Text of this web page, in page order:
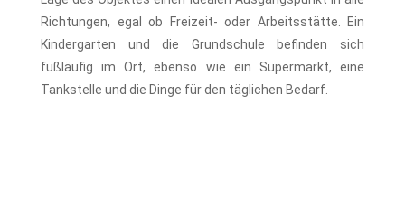
Richtungen, egal ob Freizeit- oder Arbeitsstätte. Ein
Kindergarten und die Grundschule befinden sich
fußläufig im Ort, ebenso wie ein Supermarkt, eine
Tankstelle und die Dinge für den täglichen Bedarf.